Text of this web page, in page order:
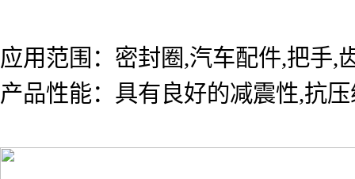
应用范围：密封圈,汽车配件,把
产品性能：具有良好的减震性,抗